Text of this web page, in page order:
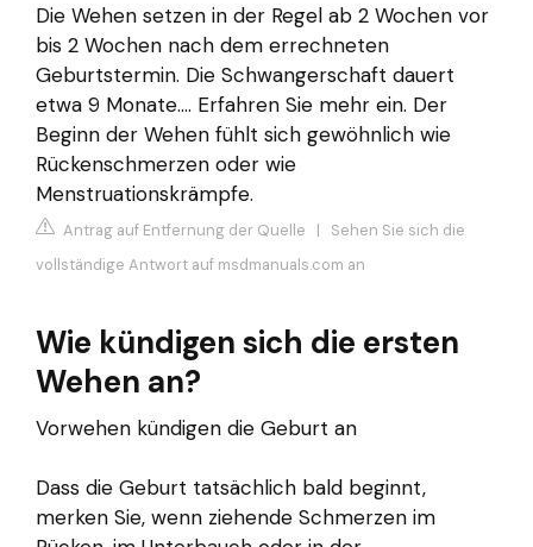
Die Wehen setzen in der Regel ab 2 Wochen vor
bis 2 Wochen nach dem errechneten
Geburtstermin. Die Schwangerschaft dauert
etwa 9 Monate.... Erfahren Sie mehr ein. Der
Beginn der Wehen fühlt sich gewöhnlich wie
Rückenschmerzen oder wie
Menstruationskrämpfe.
Antrag auf Entfernung der Quelle | Sehen Sie sich die
vollständige Antwort auf msdmanuals.com an
Wie kündigen sich die ersten
Wehen an?
Vorwehen kündigen die Geburt an
Dass die Geburt tatsächlich bald beginnt,
merken Sie, wenn ziehende Schmerzen im